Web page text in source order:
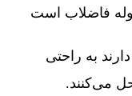
فاضلاب است
به راحتی
می‌کنند.